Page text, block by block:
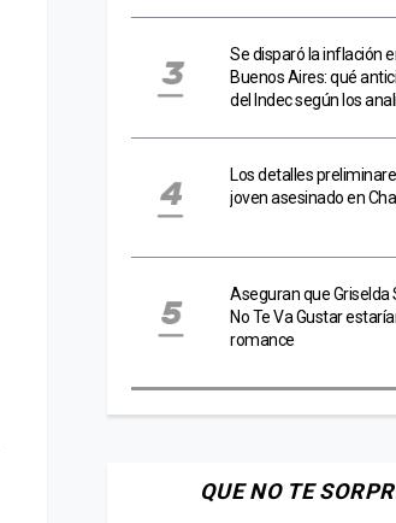
Se disparó la inflación
Buenos Aires: qué
del Indec según los
Los detalles
joven asesinado en
Aseguran que Griselda
No Te Va Gustar
romance
QUE NO TE